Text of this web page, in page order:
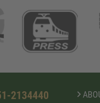
2134440